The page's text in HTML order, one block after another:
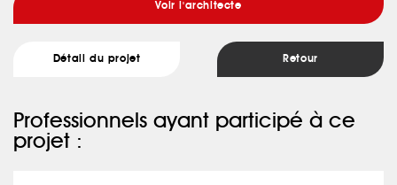
Voir l'architecte
Détail du projet Retour
Professionnels ayant participé à ce
projet :